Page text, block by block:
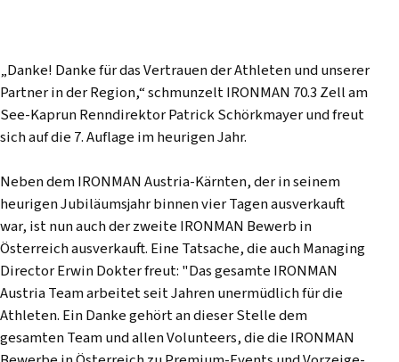
„Danke! Danke für das Vertrauen der Athleten und unserer
Partner in der Region,“ schmunzelt IRONMAN 70.3 Zell am
See-Kaprun Renndirektor Patrick Schörkmayer und freut
sich auf die 7. Auflage im heurigen Jahr.
Neben dem IRONMAN Austria-Kärnten, der in seinem
heurigen Jubiläumsjahr binnen vier Tagen ausverkauft
war, ist nun auch der zweite IRONMAN Bewerb in
Österreich ausverkauft. Eine Tatsache, die auch Managing
Director Erwin Dokter freut: "Das gesamte IRONMAN
Austria Team arbeitet seit Jahren unermüdlich für die
Athleten. Ein Danke gehört an dieser Stelle dem
gesamten Team und allen Volunteers, die die IRONMAN